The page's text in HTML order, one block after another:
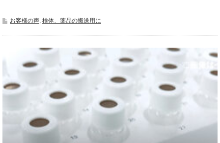
お客様の声, 検体、薬品の搬送用に